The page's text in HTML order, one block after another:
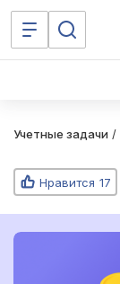
Учетные задачи /
Нравится 17